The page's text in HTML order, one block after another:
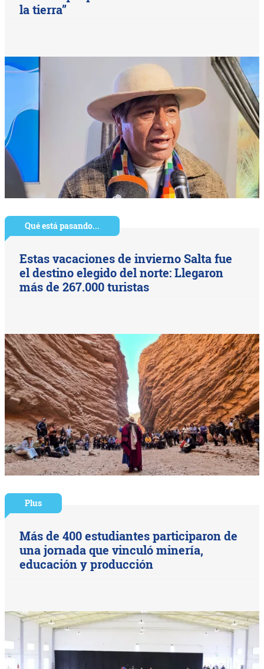
la tierra”
Qué está pasando...
Estas vacaciones de invierno Salta fue
el destino elegido del norte: Llegaron
más de 267.000 turistas
Plus
Más de 400 estudiantes participaron de
una jornada que vinculó minería,
educación y producción